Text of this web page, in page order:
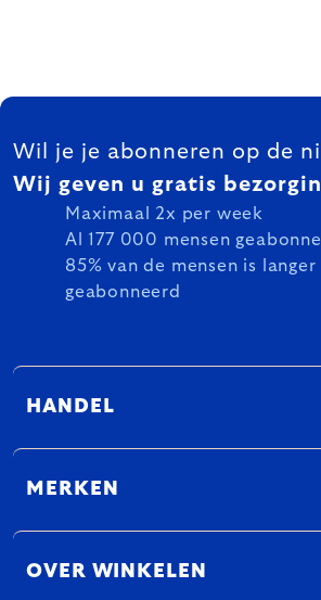
FOOTER
Wil je je abonneren op de
Wij geven u gratis
Maximaal 2x per week
Al 177 000 mensen
85% van de mensen is
geabonneerd
HANDEL
MERKEN
OVER WINKELEN